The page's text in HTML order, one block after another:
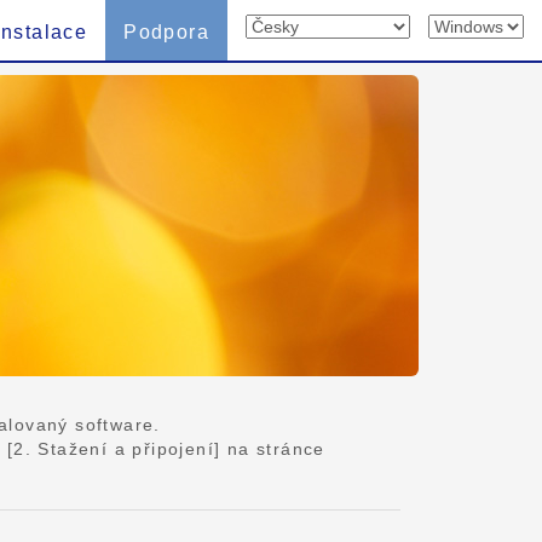
Podpora
software.
[2. Stažení a připojení] na stránce